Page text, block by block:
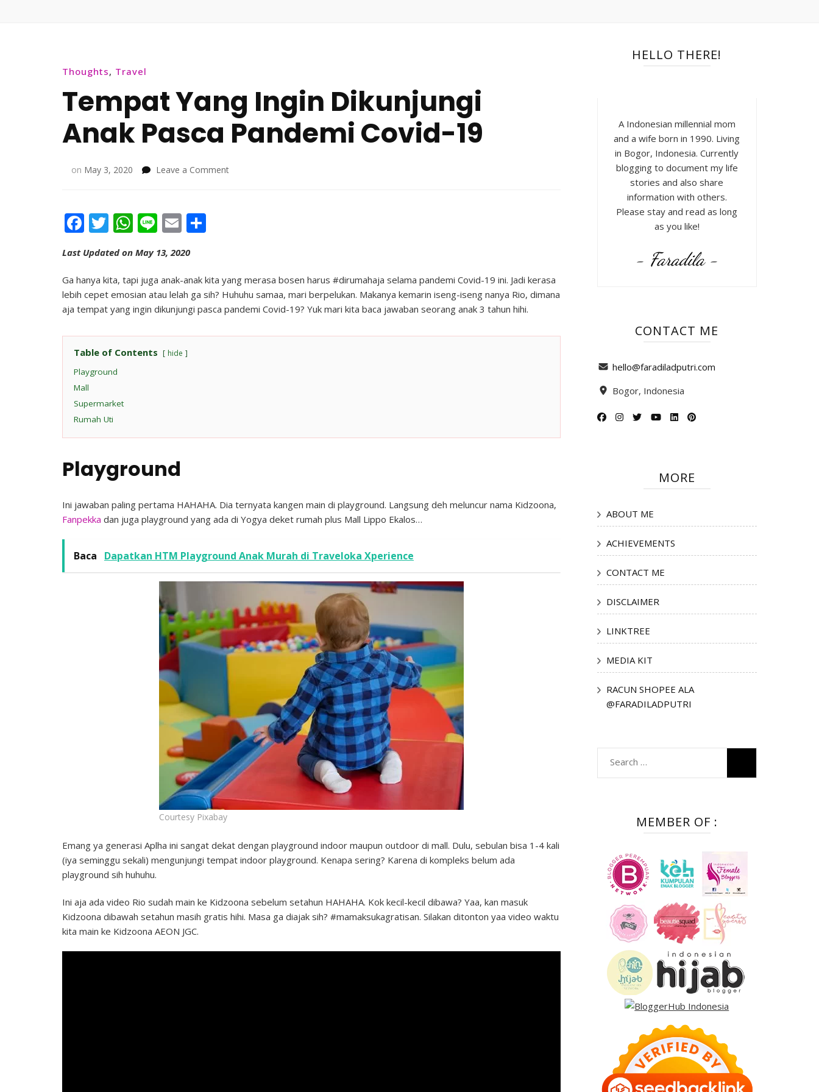
Thoughts, Travel
Tempat Yang Ingin Dikunjungi
Anak Pasca Pandemi Covid-19
on May 3, 2020 Leave a Commenton
19
Facebook
Twitter
WhatsApp
LineEmail
Last Updated on May 13, 2020
Ga hanya kita, tapi juga anak-anak kita yang merasa bosen harus #dirumahaja selama pandemi Covid-19 ini. Jadi kerasa
lebih cepet emosian atau lelah ga sih? Huhuhu samaa, mari berpelukan. Makanya kemarin iseng-iseng nanya Rio, dimana
aja tempat yang ingin dikunjungi pasca pandemi Covid-19? Yuk mari kita baca jawaban seorang anak 3 tahun hihi.
Table of Contents hide
Playground
Mall
Supermarket
Rumah Uti
Playground
Ini jawaban paling pertama HAHAHA. Dia ternyata kangen main di playground. Langsung deh meluncur nama Kidzoona,
Fanpekka dan juga playground yang ada di Yogya deket rumah plus Mall Lippo Ekalos…
Baca Dapatkan HTM Playground Anak Murah di Traveloka Xperience
Courtesy Pixabay
Emang ya generasi Aplha ini sangat dekat dengan playground indoor maupun outdoor di mall. Dulu, sebulan bisa 1-4 kali
(iya seminggu sekali) mengunjungi tempat indoor playground. Kenapa sering? Karena di kompleks belum ada
playground sih huhuhu.
Ini aja ada video Rio sudah main ke Kidzoona sebelum setahun HAHAHA. Kok kecil-kecil dibawa? Yaa, kan masuk
Kidzoona dibawah setahun masih gratis hihi. Masa ga diajak sih? #mamaksukagratisan. Silakan ditonton yaa video waktu
kita main ke Kidzoona AEON JGC.
HELLO THERE!
A Indonesian millennial mom
and a wife born in 1990. Living
in Bogor, Indonesia. Currently
blogging to document my life
stories and also share
information with others.
Please stay and read as long
as you like!
- Faradila -
CONTACT ME
hello@faradiladputri.com
Bogor, Indonesia
MORE
ABOUT ME
ACHIEVEMENTS
CONTACT ME
DISCLAIMER
LINKTREE
MEDIA KIT
RACUN SHOPEE ALA
@FARADILADPUTRI
Search
for:
MEMBER OF :